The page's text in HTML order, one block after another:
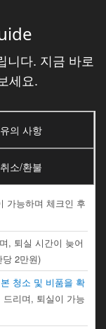
니다. 지금 바로
세요.
유의 사항
취소/환불
가능하며 체크인 후
, 퇴실 시간이 늦어
2만원)
청소 및 비품을 확
드리며, 퇴실이 가능